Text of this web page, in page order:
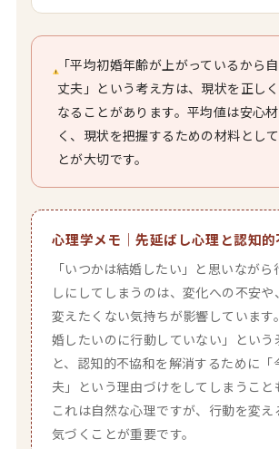
「平均初婚年齢が上がっているから
丈夫」という考え方は、現状を正し
なることがあります。平均値は安心
く、現状を把握するための材料とし
とが大切です。
心理学メモ｜先延ばし心理と認知的
「いつかは結婚したい」と思いなが
しにしてしまうのは、変化への不安や
変えたくない気持ちが影響しています
婚したいのに行動していない」という
と、認知的不協和を解消するために「
夫」という理由づけをしてしまうこと
これは自然な心理ですが、行動を変え
気づくことが重要です。